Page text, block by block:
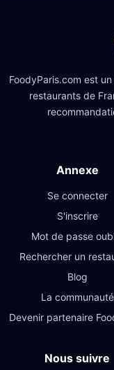
FoodyParis.com est
restaurants de
Annexe
Se connecter
S'inscrire
Mot de passe
Rechercher un
Blog
La communauté
Devenir partenaire
Nous suivre